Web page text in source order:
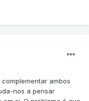
ambos
nos a pensar